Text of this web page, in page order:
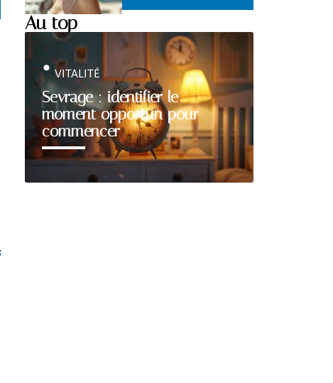
Au top
Sevrage : identifier le
moment opportun pour
commencer
VITALITÉ